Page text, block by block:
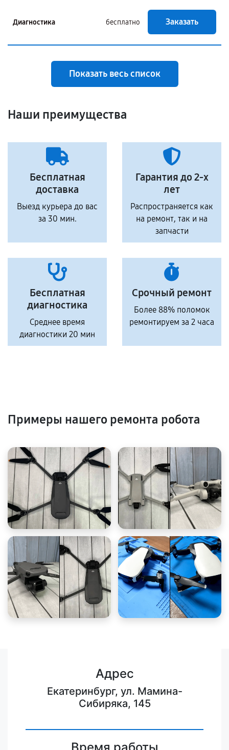
Диагностика бесплатно Заказать
Показать весь список
Наши преимущества
Бесплатная
доставка
Выезд курьера до вас
за 30 мин.
Гарантия до 2-х
лет
Распространяется как
на ремонт, так и на
запчасти
Бесплатная
диагностика
Среднее время
диагностики 20 мин
Срочный ремонт
Более 88% поломок
ремонтируем за 2 часа
Примеры нашего ремонта робота
Адрес
Екатеринбург, ул. Мамина-
Сибиряка, 145